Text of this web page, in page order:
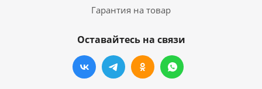
Гарантия на товар
Оставайтесь на связи